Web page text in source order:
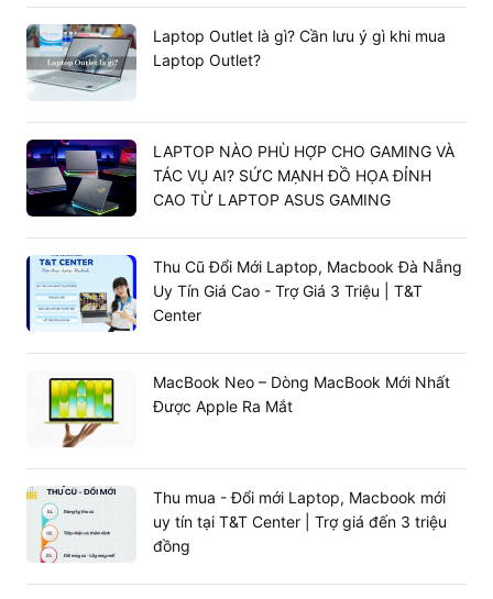
Laptop Outlet là gì? Cần lưu ý gì khi mua
Laptop Outlet?
LAPTOP NÀO PHÙ HỢP CHO GAMING VÀ
TÁC VỤ AI? SỨC MẠNH ĐỒ HỌA ĐỈNH
CAO TỪ LAPTOP ASUS GAMING
Thu Cũ Đổi Mới Laptop, Macbook Đà Nẵng
Uy Tín Giá Cao - Trợ Giá 3 Triệu | T&T
Center
MacBook Neo – Dòng MacBook Mới Nhất
Được Apple Ra Mắt
Thu mua - Đổi mới Laptop, Macbook mới
uy tín tại T&T Center | Trợ giá đến 3 triệu
đồng